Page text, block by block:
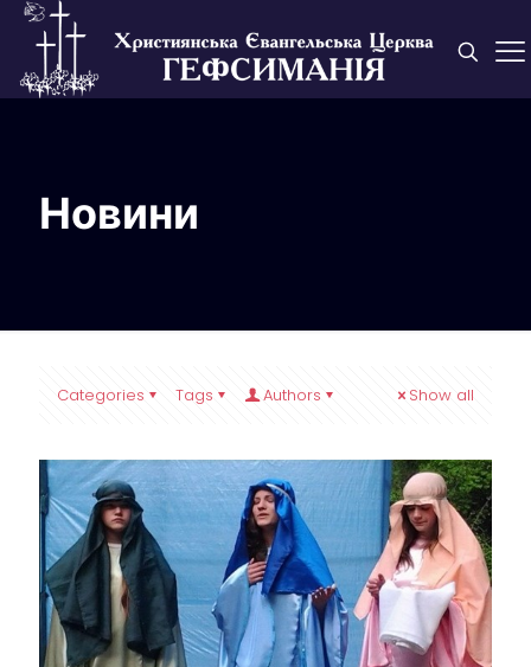
Новини
Categories Tags Authors Show all